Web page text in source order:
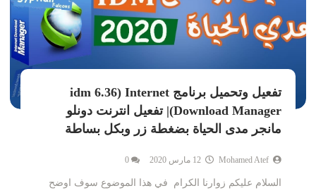
تفعيل وتحميل برنامج idm 6.36) Internet
Download Manager)| تفعيل انترنت دونلو
مانجر مدى الحياة بضغطة زر وبكل بساطة
Mohamed Atef
0
السلام عليكم زوارنا الكرام في هذا الموضوع سوف اوضح